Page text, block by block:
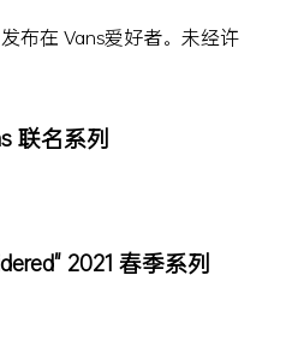
布在 Vans爱好者。未经许
联名系列
2021 春季系列